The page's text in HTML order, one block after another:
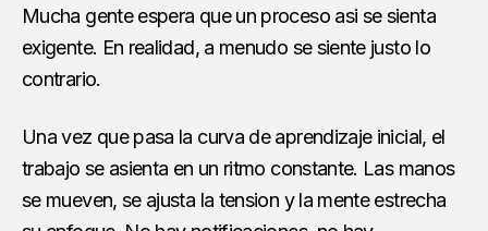
Mucha gente espera que un proceso asi se sienta
exigente. En realidad, a menudo se siente justo lo
contrario.
Una vez que pasa la curva de aprendizaje inicial, el
trabajo se asienta en un ritmo constante. Las manos
se mueven, se ajusta la tension y la mente estrecha